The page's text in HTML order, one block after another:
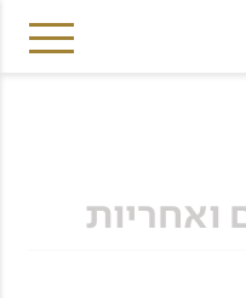
ואחריות